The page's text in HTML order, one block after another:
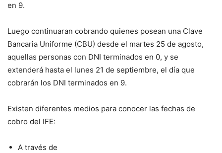
en 9.
Luego continuaran cobrando quienes posean una Clave
Bancaria Uniforme (CBU) desde el martes 25 de agosto,
aquellas personas con DNI terminados en 0, y se
extenderá hasta el lunes 21 de septiembre, el día que
cobrarán los DNI terminados en 9.
Existen diferentes medios para conocer las fechas de
cobro del IFE:
A través de